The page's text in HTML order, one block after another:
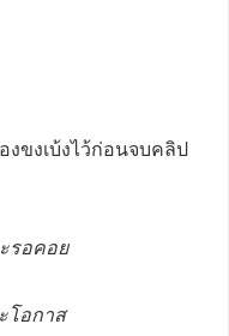
ขงเบ้งไว้ก่อนจบคลิป
รอคอย
โอกาส